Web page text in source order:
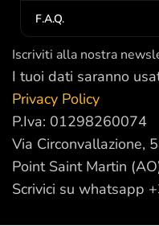
F.A.Q.
Iscriviti alla nostra
I tuoi dati saranno
Privacy Policy
P.Iva: 01298260074
Via Circonvallazione,
Point Saint Martin
Scrivici su whatsapp